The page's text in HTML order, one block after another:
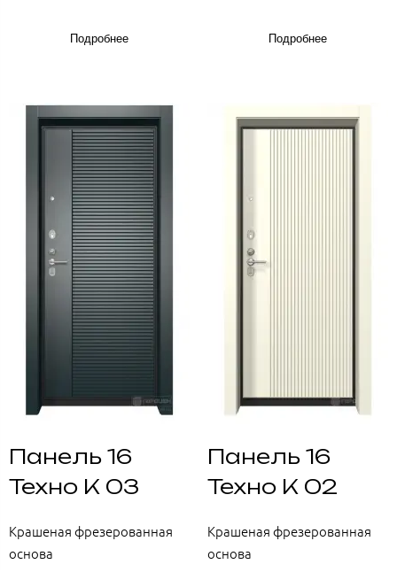
Подробнее Подробнее
Панель 16
Техно К 03
Крашеная фрезерованная
основа
Панель 16
Техно К 02
Крашеная фрезерованная
основа